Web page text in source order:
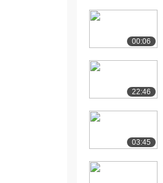
875播放
[13] 计算机网络(7)
[14] 计算机网络(8)
839播放
[16] 计算机网络(9)
807播放
[17] 计算机网络(9)
00:06
22:46
03:45